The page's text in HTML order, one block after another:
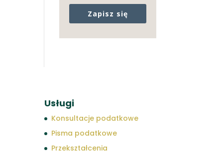
Zapisz się
Usługi
Konsultacje podatkowe
Pisma podatkowe
Przekształcenia